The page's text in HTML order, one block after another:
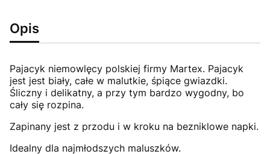
Opis
Pajacyk niemowlęcy polskiej firmy Martex. Pajacyk
jest jest biały, całe w malutkie, śpiące gwiazdki.
Śliczny i delikatny, a przy tym bardzo wygodny, bo
cały się rozpina.
Zapinany jest z przodu i w kroku na bezniklowe napki.
Idealny dla najmłodszych maluszków.